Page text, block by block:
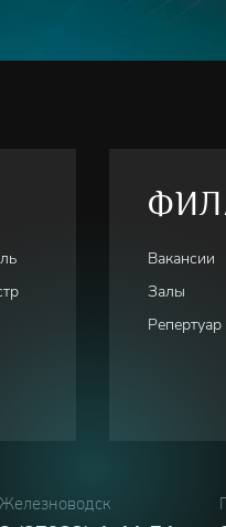
Вакансии
Залы
Репертуар
Железноводск